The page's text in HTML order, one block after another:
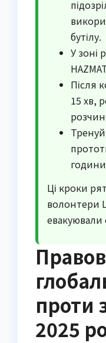
бутілу.
У зоні
Після
15 хв,
Ці кроки
волонтери
евакуювали
проти
2025